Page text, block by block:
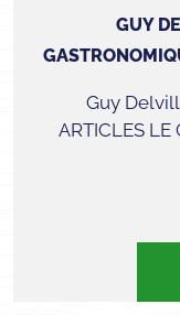
GUY
Guy
ARTICLES